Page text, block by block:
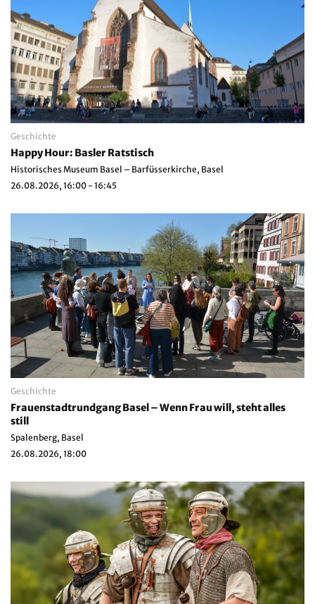
Geschichte
Happy Hour: Basler Ratstisch
Historisches Museum Basel – Barfüsserkirche, Basel
26.08.2026, 16:00 - 16:45
Geschichte
Frauenstadtrundgang Basel – Wenn Frau will, steht alles
still
Spalenberg, Basel
26.08.2026, 18:00